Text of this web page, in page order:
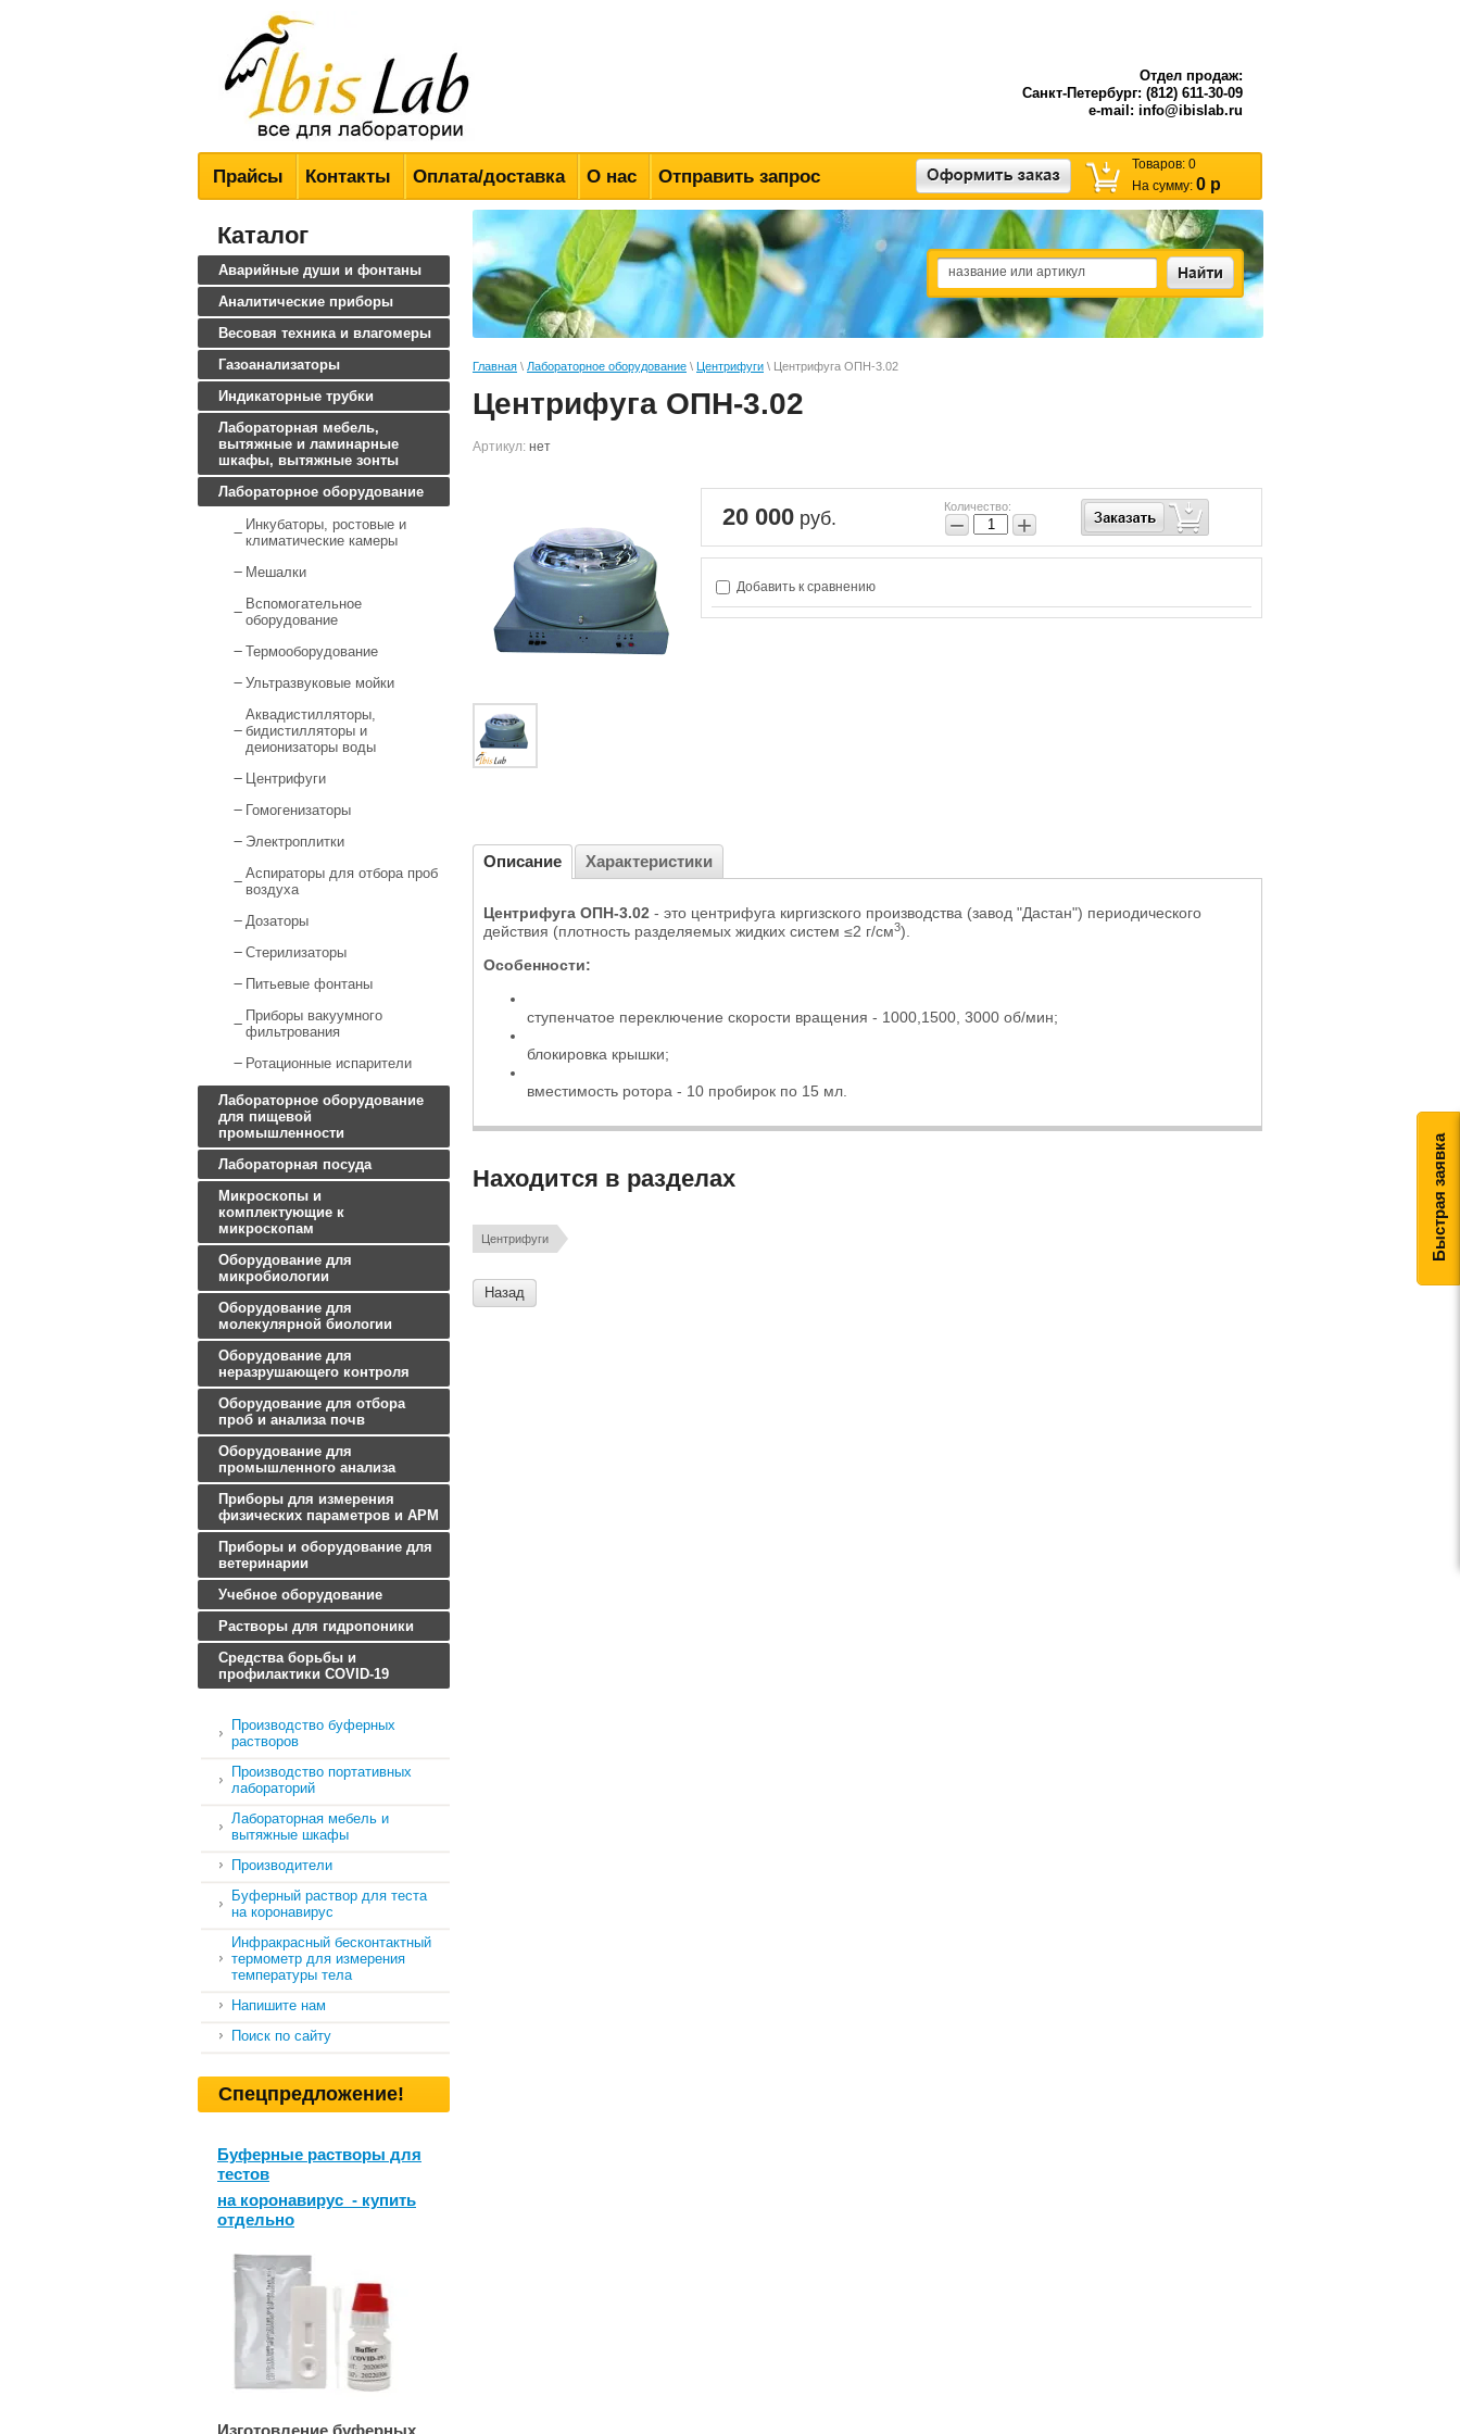
Быстрая заявка
Всё для лабораторий
Отдел продаж:
Санкт-Петербург: (812) 611-30-09
e-mail: info@ibislab.ru
Прайсы Контакты Оплата/доставка О нас Отправить запрос
Товаров: 0
На сумму: 0 р
Главная \ Лабораторное оборудование \ Центрифуги \ Центрифуга ОПН-3.02
Центрифуга ОПН-3.02
Артикул: нет
20 000 руб.
Количество:
− +
Добавить к сравнению
Описание Характеристики
Центрифуга ОПН-3.02 - это центрифуга киргизского производства (завод "Дастан") периодического
действия (плотность разделяемых жидких систем ≤2 г/см3).
Особенности:
ступенчатое переключение скорости вращения - 1000,1500, 3000 об/мин;
блокировка крышки;
вместимость ротора - 10 пробирок по 15 мл.
Находится в разделах
Центрифуги
Назад
Каталог
Аварийные души и фонтаны
Аналитические приборы
Весовая техника и влагомеры
Газоанализаторы
Индикаторные трубки
Лабораторная мебель,
вытяжные и ламинарные
шкафы, вытяжные зонты
Лабораторное оборудование
Инкубаторы, ростовые и
климатические камеры
Мешалки
Вспомогательное
оборудование
Термооборудование
Ультразвуковые мойки
Аквадистилляторы,
бидистилляторы и
деионизаторы воды
Центрифуги
Гомогенизаторы
Электроплитки
Аспираторы для отбора проб
воздуха
Дозаторы
Стерилизаторы
Питьевые фонтаны
Приборы вакуумного
фильтрования
Ротационные испарители
Лабораторное оборудование
для пищевой
промышленности
Лабораторная посуда
Микроскопы и
комплектующие к
микроскопам
Оборудование для
микробиологии
Оборудование для
молекулярной биологии
Оборудование для
неразрушающего контроля
Оборудование для отбора
проб и анализа почв
Оборудование для
промышленного анализа
Приборы для измерения
физических параметров и АРМ
Приборы и оборудование для
ветеринарии
Учебное оборудование
Растворы для гидропоники
Средства борьбы и
профилактики COVID-19
Производство буферных
растворов
Производство портативных
лабораторий
Лабораторная мебель и
вытяжные шкафы
Производители
Буферный раствор для теста
на коронавирус
Инфракрасный бесконтактный
термометр для измерения
температуры тела
Напишите нам
Поиск по сайту
Спецпредложение!
Буферные растворы для
тестов
на коронавирус - купить
отдельно
Изготовление буферных